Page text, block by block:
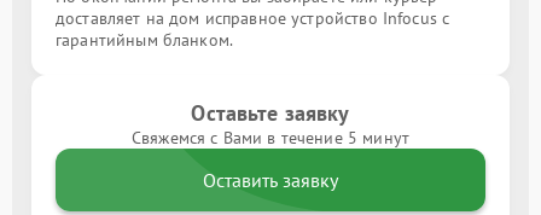
доставляет на дом исправное устройство Infocus с
гарантийным бланком.
Оставьте заявку
Свяжемся с Вами в течение 5 минут
Оставить заявку